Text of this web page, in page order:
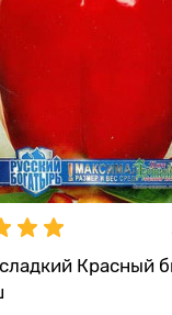
Красный